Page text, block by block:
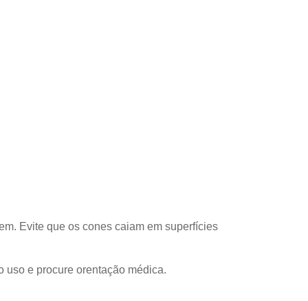
Evite que os cones caiam em superfícies
uso e procure orentação médica.